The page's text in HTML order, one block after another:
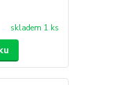
skladem 1 ks